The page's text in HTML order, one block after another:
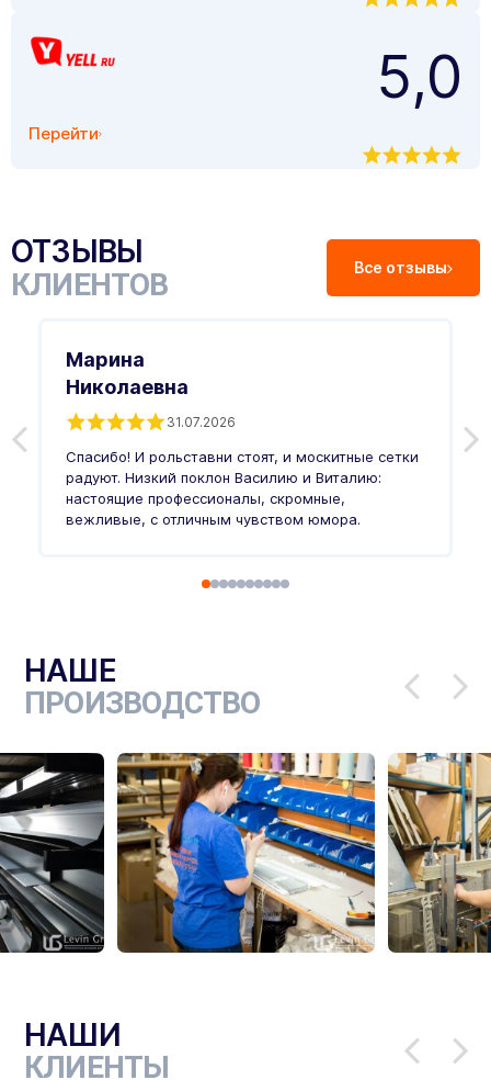
Перейти
5,0
ОТЗЫВЫ
КЛИЕНТОВ Все отзывы
Марина
Николаевна
31.07.2026
Спасибо! И рольставни стоят, и москитные сетки
радуют. Низкий поклон Василию и Виталию:
настоящие профессионалы, скромные,
вежливые, с отличным чувством юмора.
НАШЕ
ПРОИЗВОДСТВО
НАШИ
КЛИЕНТЫ